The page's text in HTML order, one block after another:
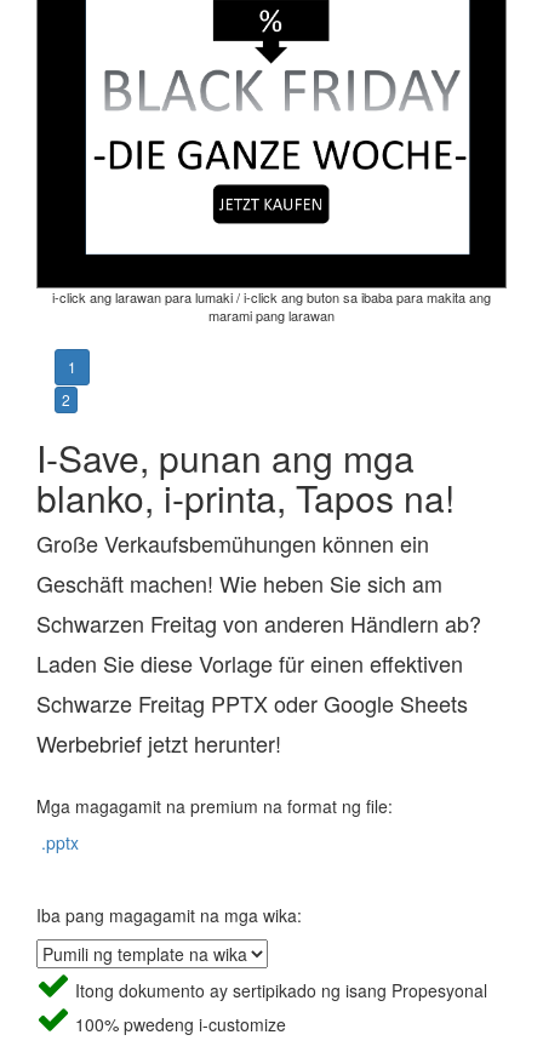
i-click ang larawan para lumaki / i-click ang buton sa ibaba para makita ang
marami pang larawan
1
2
I-Save, punan ang mga
blanko, i-printa, Tapos na!
Große Verkaufsbemühungen können ein
Geschäft machen! Wie heben Sie sich am
Schwarzen Freitag von anderen Händlern ab?
Laden Sie diese Vorlage für einen effektiven
Schwarze Freitag PPTX oder Google Sheets
Werbebrief jetzt herunter!
Mga magagamit na premium na format ng file:
.pptx
Iba pang magagamit na mga wika:
Itong dokumento ay sertipikado ng isang Propesyonal
100% pwedeng i-customize